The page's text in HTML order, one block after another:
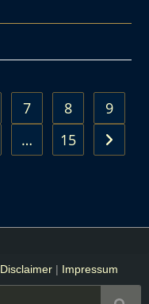
7 8
9
… 15
Disclaimer| Impressum